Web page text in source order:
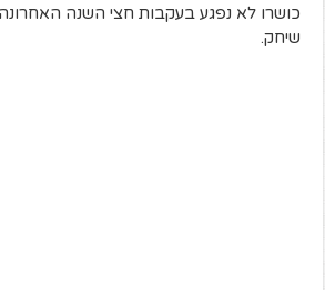
כושרו לא נפגע בעקבות חצי השנה
שיחק.